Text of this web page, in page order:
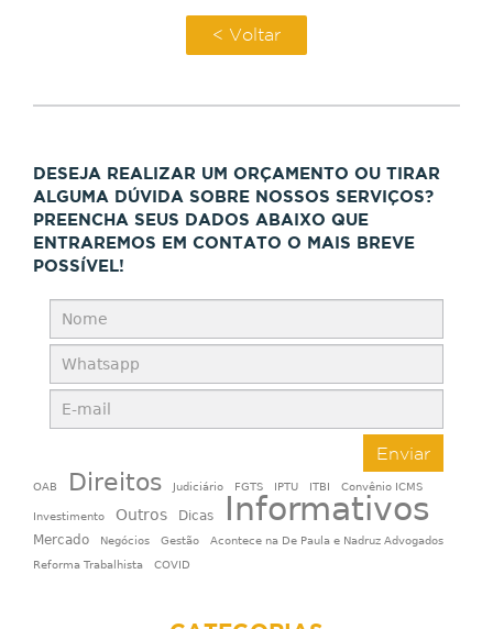
< Voltar
DESEJA REALIZAR UM ORÇAMENTO OU TIRAR
ALGUMA DÚVIDA SOBRE NOSSOS SERVIÇOS?
PREENCHA SEUS DADOS ABAIXO QUE
ENTRAREMOS EM CONTATO O MAIS BREVE
POSSÍVEL!
Enviar
OAB Direitos Judiciário FGTS IPTU ITBI Convênio ICMS
Investimento Outros Dicas Informativos
Mercado Negócios Gestão
Acontece na De Paula e Nadruz Advogados
Reforma Trabalhista
COVID